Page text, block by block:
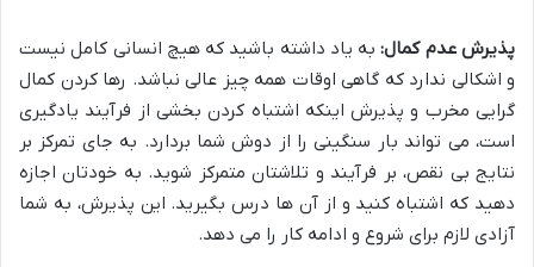
پذیرش عدم کمال:به یاد داشته باشید که هیچ انسانی کامل نیست
و اشکالی ندارد که گاهی اوقات همه چیز عالی نباشد. رها کردن کمال
گرایی مخرب و پذیرش اینکه اشتباه کردن بخشی از فرآیند یادگیری
است، می تواند بار سنگینی را از دوش شما بردارد. به جای تمرکز بر
نتایج بی نقص، بر فرآیند و تلاشتان متمرکز شوید. به خودتان اجازه
دهید که اشتباه کنید و از آن ها درس بگیرید. این پذیرش، به شما
آزادی لازم برای شروع و ادامه کار را می دهد.